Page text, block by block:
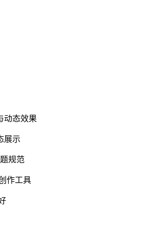
动态效果
展示
规范
作工具